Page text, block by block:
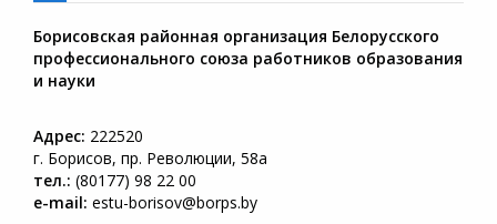
Борисовская районная организация Белорусского
профессионального союза работников образования
и науки
Адрес: 222520
г. Борисов, пр. Революции, 58а
тел.: (80177) 98 22 00
e-mail: estu-borisov@borps.by